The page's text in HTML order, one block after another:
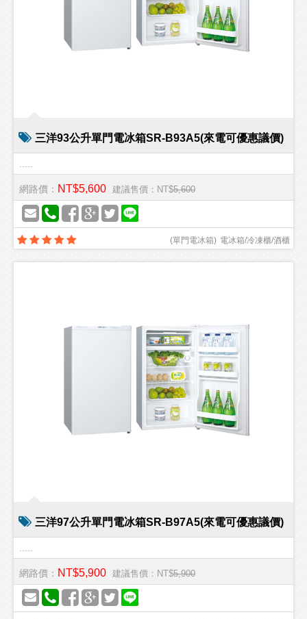
三洋93公升單門電冰箱SR-B93A5(來電可優惠議價)
網路價： NT$5,600 建議售價：NT$5,600
電冰箱/冷凍櫃/酒櫃
(單門電冰箱)
三洋97公升單門電冰箱SR-B97A5(來電可優惠議價)
網路價： NT$5,900 建議售價：NT$5,900